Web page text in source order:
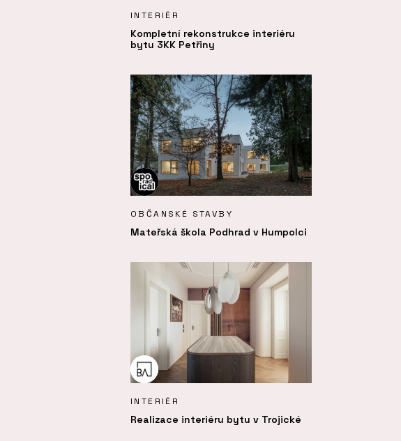
INTERIÉR
Kompletní rekonstrukce interiéru
bytu 3KK Petřiny
OBČANSKÉ STAVBY
Mateřská škola Podhrad v Humpolci
INTERIÉR
Realizace interiéru bytu v Trojické